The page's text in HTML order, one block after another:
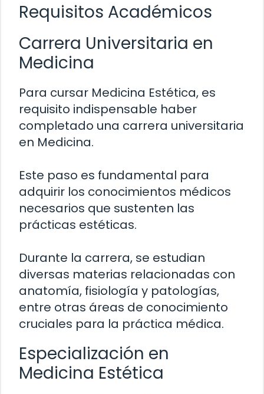
Requisitos Académicos
Carrera Universitaria en
Medicina
Para cursar Medicina Estética, es
requisito indispensable haber
completado una carrera universitaria
en Medicina.
Este paso es fundamental para
adquirir los conocimientos médicos
necesarios que sustenten las
prácticas estéticas.
Durante la carrera, se estudian
diversas materias relacionadas con
anatomía, fisiología y patologías,
entre otras áreas de conocimiento
cruciales para la práctica médica.
Especialización en
Medicina Estética